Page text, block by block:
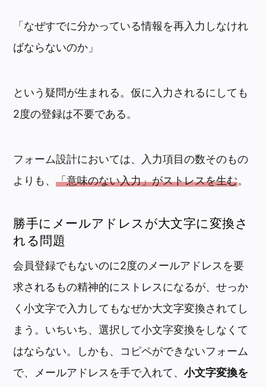
「なぜすでに分かっている情報を再入力しなけれ
ばならないのか」
という疑問が生まれる。仮に入力されるにしても
2度の登録は不要である。
フォーム設計においては、入力項目の数そのもの
よりも、「意味のない入力」がストレスを生む。
勝手にメールアドレスが大文字に変換さ
れる問題
会員登録でもないのに2度のメールアドレスを要
求されるもの精神的にストレスになるが、せっか
く小文字で入力してもなぜか大文字変換されてし
まう。いちいち、選択して小文字変換をしなくて
はならない。しかも、コピペができないフォーム
で、メールアドレスを手で入れて、小文字変換を